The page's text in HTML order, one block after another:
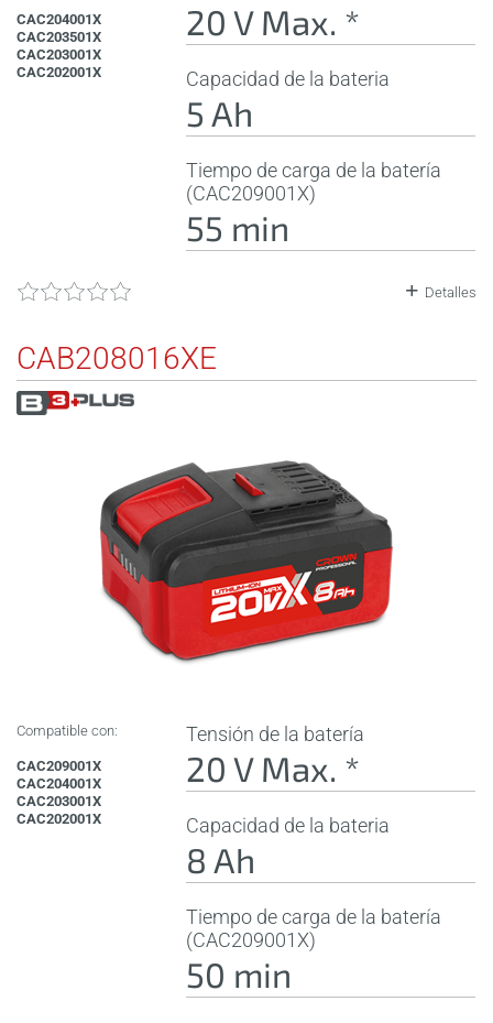
CAC204001X
CAC203501X
CAC203001X
CAC202001X
20 V Max. *
Capacidad de la bateria
5 Ah
Tiempo de carga de la batería
(CAC209001X)
55 min
Detalles
CAB208016XE
Compatible con:
CAC209001X
CAC204001X
CAC203001X
CAC202001X
Tensión de la batería
20 V Max. *
Capacidad de la bateria
8 Ah
Tiempo de carga de la batería
(CAC209001X)
50 min